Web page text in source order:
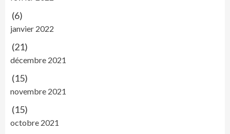
(6)
janvier 2022
(21)
décembre 2021
(15)
novembre 2021
(15)
octobre 2021